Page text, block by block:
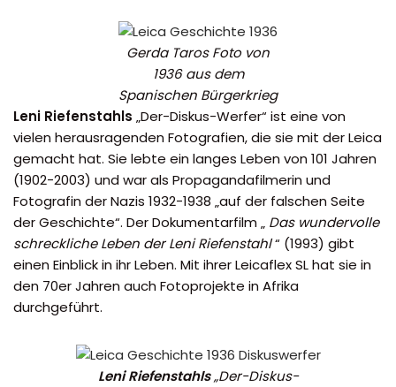
Gerda Taros Foto von
1936 aus dem
Spanischen Bürgerkrieg
Leni Riefenstahls „Der-Diskus-Werfer“ ist eine von
vielen herausragenden Fotografien, die sie mit der Leica
gemacht hat. Sie lebte ein langes Leben von 101 Jahren
(1902-2003) und war als Propagandafilmerin und
Fotografin der Nazis 1932-1938 „auf der falschen Seite
der Geschichte“. Der Dokumentarfilm „ Das wundervolle
schreckliche Leben der Leni Riefenstahl“ (1993) gibt
einen Einblick in ihr Leben. Mit ihrer Leicaflex SL hat sie in
den 70er Jahren auch Fotoprojekte in Afrika
durchgeführt.
Leni Riefenstahls„Der-Diskus-